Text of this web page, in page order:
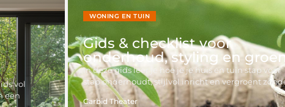
vol
een
WONING EN TUIN
Gids & checklist voor
onderhoud, styling en
In deze gids leer je hoe je je huis en tuin stap voor
stap onderhoudt, stijlvol inricht en vergroent
Carbid Theater